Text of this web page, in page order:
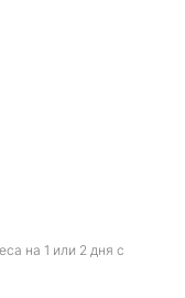
на 1 или 2 дня с